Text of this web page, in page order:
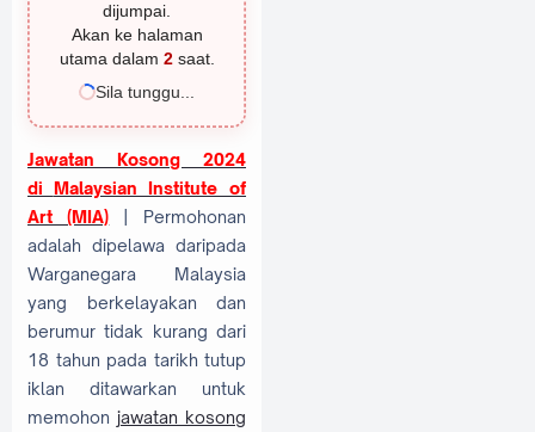
dijumpai.
Akan ke halaman
utama dalam 1saat.
Sila tunggu...
Jawatan Kosong 2024
di Malaysian Institute of
Art (MIA) | Permohonan
adalah dipelawa daripada
Warganegara Malaysia
yang berkelayakan dan
berumur tidak kurang dari
18 tahun pada tarikh tutup
iklan ditawarkan untuk
memohon jawatan kosong